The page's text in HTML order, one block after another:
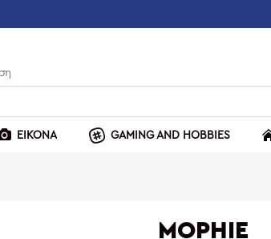
ΕΙΚΟΝΑ GAMING AND HOBBIES
MOPHIE